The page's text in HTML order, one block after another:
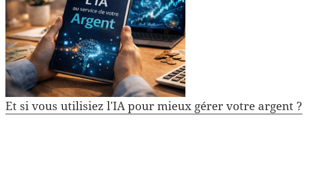
Et si vous utilisiez l'IA pour mieux gérer votre argent ?